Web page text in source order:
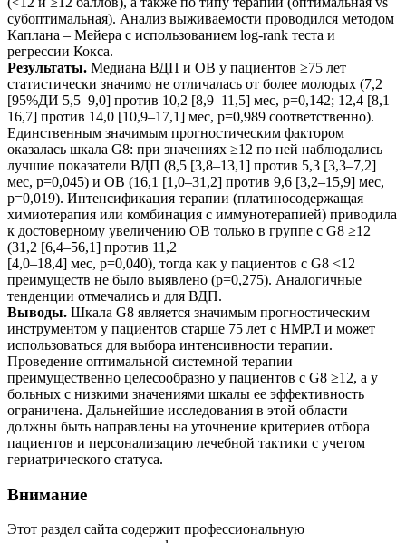
субоптимальная). Анализ выживаемости проводился методом
Каплана – Мейера с использованием log-rank теста и
регрессии Кокса.
Результаты. Медиана ВДП и ОВ у пациентов ≥75 лет
статистически значимо не отличалась от более молодых (7,2
[95%ДИ 5,5–9,0] против 10,2 [8,9–11,5] мес, p=0,142; 12,4 [8,1–
16,7] против 14,0 [10,9–17,1] мес, p=0,989 соответственно).
Единственным значимым прогностическим фактором
оказалась шкала G8: при значениях ≥12 по ней наблюдались
лучшие показатели ВДП (8,5 [3,8–13,1] против 5,3 [3,3–7,2]
мес, p=0,045) и ОВ (16,1 [1,0–31,2] против 9,6 [3,2–15,9] мес,
p=0,019). Интенсификация терапии (платиносодержащая
химиотерапия или комбинация с иммунотерапией) приводила
к достоверному увеличению ОВ только в группе с G8 ≥12
(31,2 [6,4–56,1] против 11,2
[4,0–18,4] мес, p=0,040), тогда как у пациентов с G8 <12
преимуществ не было выявлено (p=0,275). Аналогичные
тенденции отмечались и для ВДП.
Выводы. Шкала G8 является значимым прогностическим
инструментом у пациентов старше 75 лет с НМРЛ и может
использоваться для выбора интенсивности терапии.
Проведение оптимальной системной терапии
преимущественно целесообразно у пациентов с G8 ≥12, а у
больных с низкими значениями шкалы ее эффективность
ограничена. Дальнейшие исследования в этой области
должны быть направлены на уточнение критериев отбора
пациентов и персонализацию лечебной тактики с учетом
гериатрического статуса.
Внимание
Этот раздел сайта содержит профессиональную